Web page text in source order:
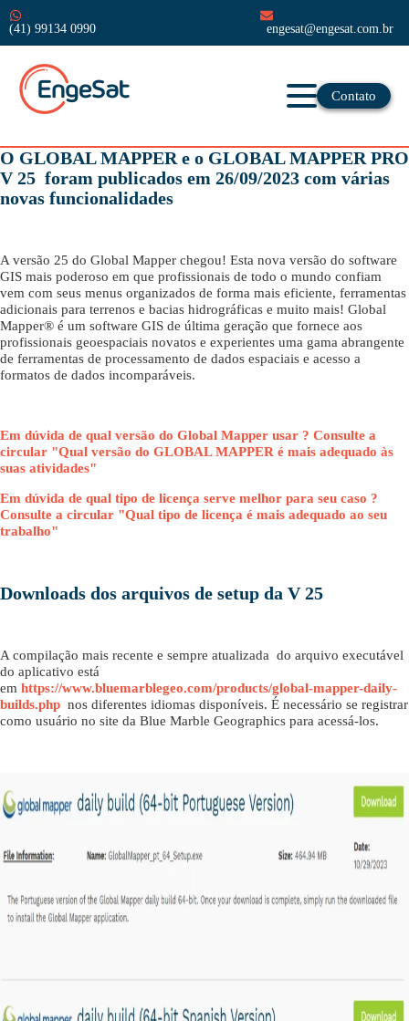
(41) 99134 0990 engesat@engesat.com.br
Contato
O GLOBAL MAPPER e o GLOBAL MAPPER PRO
V 25 foram publicados em 26/09/2023 com várias
novas funcionalidades
A versão 25 do Global Mapper chegou! Esta nova versão do software
GIS mais poderoso em que profissionais de todo o mundo confiam
vem com seus menus organizados de forma mais eficiente, ferramentas
adicionais para terrenos e bacias hidrográficas e muito mais! Global
Mapper® é um software GIS de última geração que fornece aos
profissionais geoespaciais novatos e experientes uma gama abrangente
de ferramentas de processamento de dados espaciais e acesso a
formatos de dados incomparáveis.
Em dúvida de qual versão do Global Mapper usar ? Consulte a
circular "Qual versão do GLOBAL MAPPER é mais adequado às
suas atividades"
Em dúvida de qual tipo de licença serve melhor para seu caso ?
Consulte a circular "Qual tipo de licença é mais adequado ao seu
trabalho"
Downloads dos arquivos de setup da V 25
A compilação mais recente e sempre atualizada do arquivo executável
do aplicativo está
em https://www.bluemarblegeo.com/products/global-mapper-daily-
builds.php nos diferentes idiomas disponíveis. É necessário se registrar
como usuário no site da Blue Marble Geographics para acessá-los.